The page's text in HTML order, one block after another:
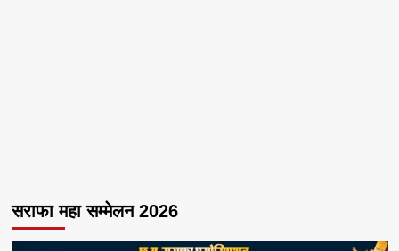
सराफा महा सम्मेलन 2026